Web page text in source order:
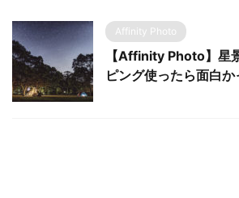
Affinity Photo
【Affinity Photo】星
ピング使ったら面白か